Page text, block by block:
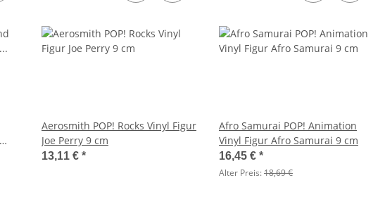
Aerosmith POP! Rocks Vinyl Figur
Joe Perry 9 cm
13,11 € *
Afro Samurai POP! Animation
Vinyl Figur Afro Samurai 9 cm
16,45 € *
Alter Preis:18,69 €